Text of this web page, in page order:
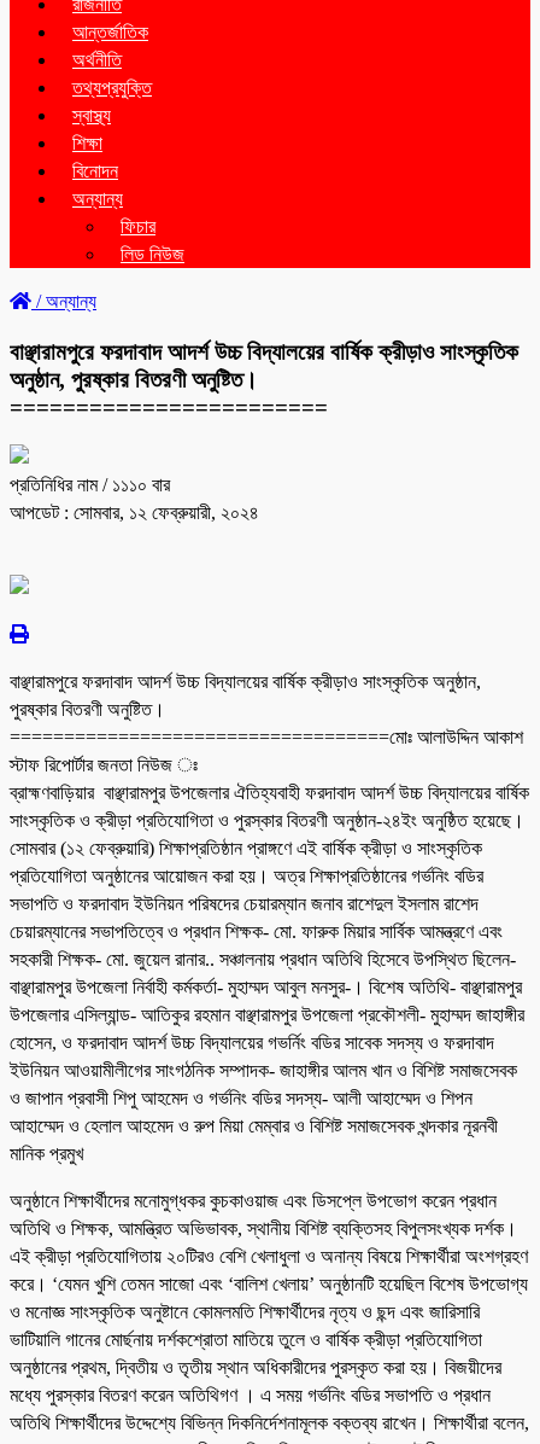
রাজনীতি
আন্তর্জাতিক
অর্থনীতি
তথ্যপ্রযুক্তি
স্বাস্থ্য
শিক্ষা
বিনোদন
অন্যান্য
ফিচার
লিড নিউজ
/অন্যান্য
বাঞ্ছারামপুরে ফরদাবাদ আদর্শ উচ্চ বিদ্যালয়ের বার্ষিক ক্রীড়াও সাংস্কৃতিক
অনুষ্ঠান, পুরষ্কার বিতরণী অনুষ্টিত।
========================
প্রতিনিধির নাম/ ১১১০ বার
আপডেট : সোমবার, ১২ ফেব্রুয়ারী, ২০২৪
বাঞ্ছারামপুরে ফরদাবাদ আদর্শ উচ্চ বিদ্যালয়ের বার্ষিক ক্রীড়াও সাংস্কৃতিক অনুষ্ঠান,
পুরষ্কার বিতরণী অনুষ্টিত।
===================================মোঃ আলাউদ্দিন আকাশ
স্টাফ রিপোর্টার জনতা নিউজ ঃ
ব্রাহ্মণবাড়িয়ার বাঞ্ছারামপুর উপজেলার ঐতিহ্যবাহী ফরদাবাদ আদর্শ উচ্চ বিদ্যালয়ের বার্ষিক
সাংস্কৃতিক ও ক্রীড়া প্রতিযোগিতা ও পুরস্কার বিতরণী অনুষ্ঠান-২৪ইং অনুষ্ঠিত হয়েছে।
সোমবার (১২ ফেব্রুয়ারি) শিক্ষাপ্রতিষ্ঠান প্রাঙ্গণে এই বার্ষিক ক্রীড়া ও সাংস্কৃতিক
প্রতিযোগিতা অনুষ্ঠানের আয়োজন করা হয়। অত্র শিক্ষাপ্রতিষ্ঠানের গর্ভনিং বডির
সভাপতি ও ফরদাবাদ ইউনিয়ন পরিষদের চেয়ারম্যান জনাব রাশেদুল ইসলাম রাশেদ
চেয়ারম্যানের সভাপতিত্বে ও প্রধান শিক্ষক- মো. ফারুক মিয়ার সার্বিক আমন্ত্রণে এবং
সহকারী শিক্ষক- মো. জুয়েল রানার.. সঞ্চালনায় প্রধান অতিথি হিসেবে উপস্থিত ছিলেন-
বাঞ্ছারামপুর উপজেলা নির্বাহী কর্মকর্তা- মুহাম্মদ আবুল মনসুর-। বিশেষ অতিথি- বাঞ্ছারামপুর
উপজেলার এসিল্যান্ড- আতিকুর রহমান বাঞ্ছারামপুর উপজেলা প্রকৌশলী- মুহাম্মদ জাহাঙ্গীর
হোসেন, ও ফরদাবাদ আদর্শ উচ্চ বিদ্যালয়ের গভর্নিং বডির সাবেক সদস্য ও ফরদাবাদ
ইউনিয়ন আওয়ামীলীগের সাংগঠনিক সম্পাদক- জাহাঙ্গীর আলম খান ও বিশিষ্ট সমাজসেবক
ও জাপান প্রবাসী শিপু আহমেদ ও গর্ভনিং বডির সদস্য- আলী আহাম্মেদ ও শিপন
আহাম্মেদ ও হেলাল আহমেদ ও রুপ মিয়া মেম্বার ও বিশিষ্ট সমাজসেবক খন্দকার নূরনবী
মানিক প্রমুখ
অনুষ্ঠানে শিক্ষার্থীদের মনোমুগ্ধকর কুচকাওয়াজ এবং ডিসপ্লে উপভোগ করেন প্রধান
অতিথি ও শিক্ষক, আমন্ত্রিত অভিভাবক, স্থানীয় বিশিষ্ট ব্যক্তিসহ বিপুলসংখ্যক দর্শক।
এই ক্রীড়া প্রতিযোগিতায় ২০টিরও বেশি খেলাধুলা ও অনান্য বিষয়ে শিক্ষার্থীরা অংশগ্রহণ
করে। ‘যেমন খুশি তেমন সাজো এবং ‘বালিশ খেলায়’ অনুষ্ঠানটি হয়েছিল বিশেষ উপভোগ্য
ও মনোজ্ঞ সাংস্কৃতিক অনুষ্টানে কোমলমতি শিক্ষার্থীদের নৃত্য ও ছন্দ এবং জারিসারি
ভাটিয়ালি গানের মোর্ছনায় দর্শকশ্রোতা মাতিয়ে তুলে ও বার্ষিক ক্রীড়া প্রতিযোগিতা
অনুষ্ঠানের প্রথম, দ্বিতীয় ও তৃতীয় স্থান অধিকারীদের পুরস্কৃত করা হয়। বিজয়ীদের
মধ্যে পুরস্কার বিতরণ করেন অতিথিগণ । এ সময় গর্ভনিং বডির সভাপতি ও প্রধান
অতিথি শিক্ষার্থীদের উদ্দেশ্যে বিভিন্ন দিকনির্দেশনামূলক বক্তব্য রাখেন। শিক্ষার্থীরা বলেন,